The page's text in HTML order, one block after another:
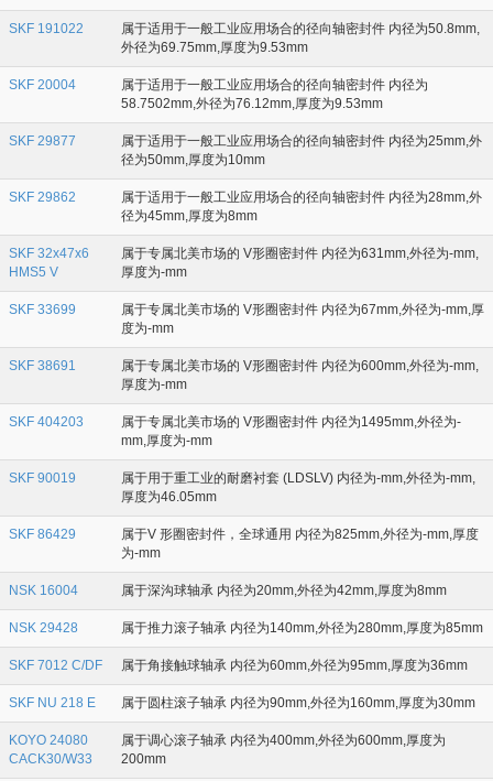
SKF 191022
属于适用于一般工业应用场合的径向轴密封件 内径为50.8mm,
外径为69.75mm,厚度为9.53mm
SKF 20004
属于适用于一般工业应用场合的径向轴密封件 内径为
58.7502mm,外径为76.12mm,厚度为9.53mm
SKF 29877
属于适用于一般工业应用场合的径向轴密封件 内径为25mm,外
径为50mm,厚度为10mm
SKF 29862
属于适用于一般工业应用场合的径向轴密封件 内径为28mm,外
径为45mm,厚度为8mm
SKF 32x47x6
HMS5 V
属于专属北美市场的 V形圈密封件 内径为631mm,外径为-mm,
厚度为-mm
SKF 33699
属于专属北美市场的 V形圈密封件 内径为67mm,外径为-mm,厚
度为-mm
SKF 38691
属于专属北美市场的 V形圈密封件 内径为600mm,外径为-mm,
厚度为-mm
SKF 404203
属于专属北美市场的 V形圈密封件 内径为1495mm,外径为-
mm,厚度为-mm
SKF 90019
属于用于重工业的耐磨衬套 (LDSLV) 内径为-mm,外径为-mm,
厚度为46.05mm
SKF 86429
属于V 形圈密封件，全球通用 内径为825mm,外径为-mm,厚度
为-mm
NSK 16004 属于深沟球轴承 内径为20mm,外径为42mm,厚度为8mm
NSK 29428 属于推力滚子轴承 内径为140mm,外径为280mm,厚度为85mm
SKF 7012 C/DF 属于角接触球轴承 内径为60mm,外径为95mm,厚度为36mm
SKF NU 218 E 属于圆柱滚子轴承 内径为90mm,外径为160mm,厚度为30mm
KOYO 24080
CACK30/W33
属于调心滚子轴承 内径为400mm,外径为600mm,厚度为
200mm